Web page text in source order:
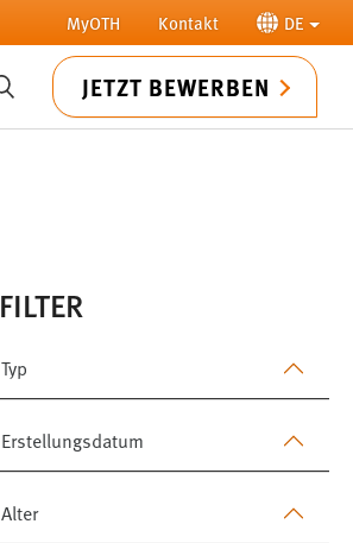
MyOTH Kontakt DE
SUCHE JETZT BEWERBEN
FILTER
Typ
Erstellungsdatum
Alter